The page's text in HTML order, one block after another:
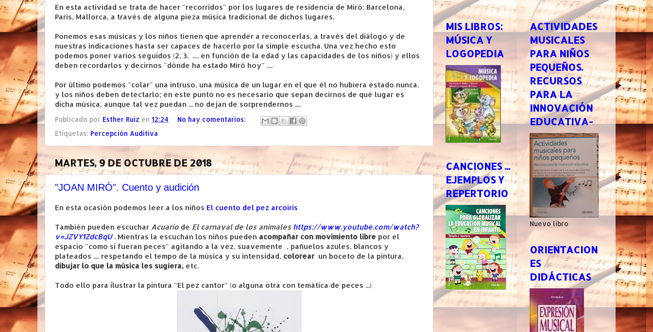
En esta actividad se trata de hacer "recorridos" por los lugares de residencia de Miró: Barcelona,
París, Mallorca, a través de alguna pieza música tradicional de dichos lugares.
Ponemos esas músicas y los niños tienen que aprender a reconocerlas, a través del diálogo y de
nuestras indicaciones hasta ser capaces de hacerlo por la simple escucha. Una vez hecho esto
podemos poner varios seguidos (2, 3, .... en función de la edad y las capacidades de los niños) y ellos
deben recordarlos y decirnos "dónde ha estado Miró hoy" ....
Por último podemos "colar" una intruso, una música de un lugar en el que él no hubiera estado nunca,
y los niños deben detectarlo; en este punto no es necesario que sepan decirnos de qué lugar es
dicha música, aunque tal vez puedan ... no dejan de sorprendernos ....
Publicado por Esther Ruiz en 12:24
No hay comentarios:
Etiquetas: Percepción Auditiva
MARTES, 9 DE OCTUBRE DE 2018
"JOAN MIRÓ". Cuento y audición
En esta ocasión podemos leer a los niños El cuento del pez arcoiris
También pueden escuchar Acuario de El carnaval de los animales https://www.youtube.com/watch?
v=JZVY1ZdcBqU. Mientras la escuchan los niños pueden acompañar con movimiento libre por el
espacio "como si fueran peces" agitando a la vez, suavemente , pañuelos azules, blancos y
plateados .... respetando el tempo de la música y su intensidad, colorear un boceto de la pintura,
dibujar lo que la música les sugiera, etc.
Todo ello para ilustrar la pintura "El pez cantor" (o alguna otra con temática de peces ...)
MIS LIBROS:
MÚSICA Y
LOGOPEDIA
CANCIONES ...
EJEMPLOS Y
REPERTORIO
ACTIVIDADES
MUSICALES
PARA NIÑOS
PEQUEÑOS.
RECURSOS
PARA LA
INNOVACIÓN
EDUCATIVA-
Nuevo libro
ORIENTACION
ES
DIDÁCTICAS